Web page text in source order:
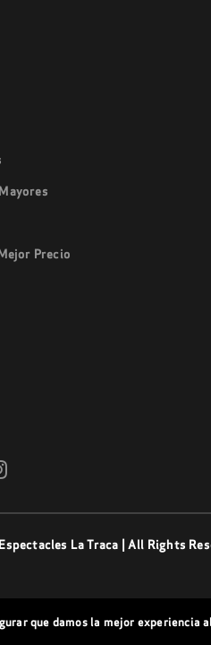
Precio
La Traca | All Rights
que damos la mejor